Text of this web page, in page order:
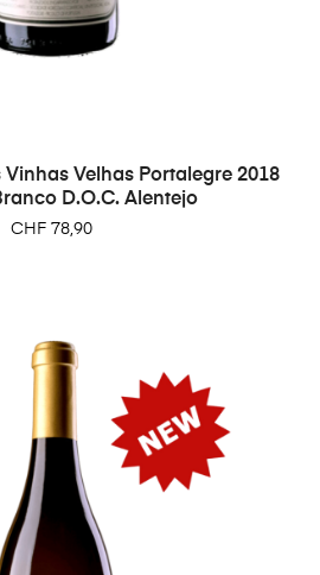
Vinhas Velhas Portalegre 2018
D.O.C. Alentejo
Preço
CHF 78,90